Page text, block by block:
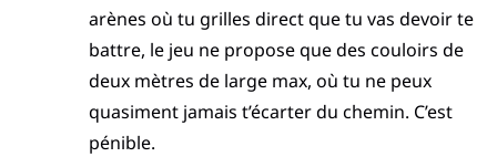
arènes où tu grilles direct que tu vas devoir te
battre, le jeu ne propose que des couloirs de
deux mètres de large max, où tu ne peux
quasiment jamais t’écarter du chemin. C’est
pénible.